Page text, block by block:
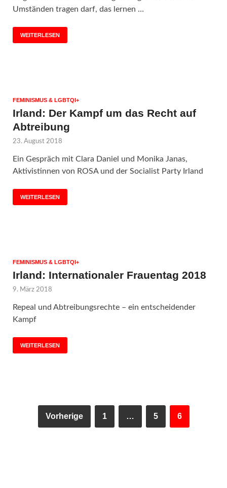
Umständen tragen darf, das lernen …
WEITERLESEN
FEMINISMUS & LGBTQI+
Irland: Der Kampf um das Recht auf
Abtreibung
23. August 2018
Ein Gespräch mit Clara Daniel und Monika Janas,
Aktivistinnen von ROSA und der Socialist Party Irland
WEITERLESEN
FEMINISMUS & LGBTQI+
Irland: Internationaler Frauentag 2018
9. März 2018
Repeal und Abtreibungsrechte – ein entscheidender
Kampf
WEITERLESEN
Vorherige 1 … 5 6